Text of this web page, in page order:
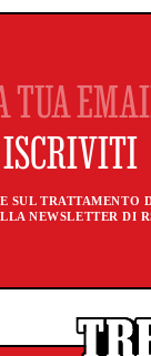
SUL TRATTAMENTO
NEWSLETTER DI